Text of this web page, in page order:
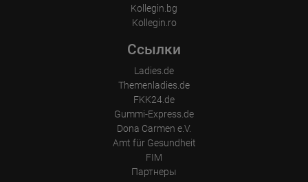
Kollegin.bg
Kollegin.ro
Ссылки
Ladies.de
Themenladies.de
FKK24.de
Gummi-Express.de
Dona Carmen e.V.
Amt für Gesundheit
FIM
Партнеры